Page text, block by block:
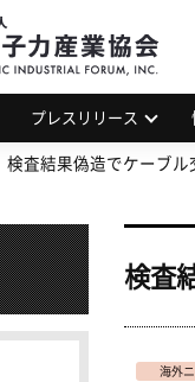
プレスリリース
検査結果偽造でケーブ
検査
海外